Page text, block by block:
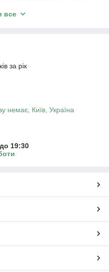
повідця може бути різний: •
зручно кінець повідця
кілька різних повідків
у парку, дресирування,
повідець слід з
та того, наскільки він
активного собаки,
ніж для чихуахуа
призначенням повідця,
все
за рік
немає, Київ, Україна
19:30